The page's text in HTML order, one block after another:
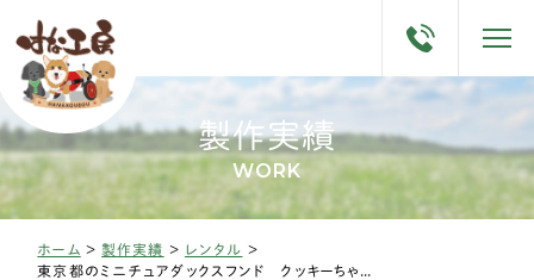
製作実績
WORK
ホーム >製作実績 > レンタル >